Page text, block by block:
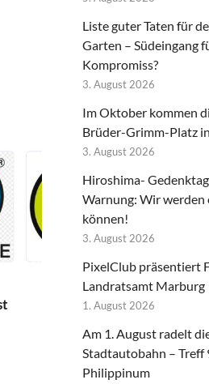
Liste guter Taten für
Garten – Südeingang
Kompromiss?
3. August 2026
Im Oktober kommen
Brüder-Grimm-Platz
3. August 2026
Hiroshima-
Warnung: Wir werden
können!
3. August 2026
PixelClub präsentiert
Landratsamt Marburg
1. August 2026
Am 1. August radelt
Stadtautobahn – Treff
Philippinum